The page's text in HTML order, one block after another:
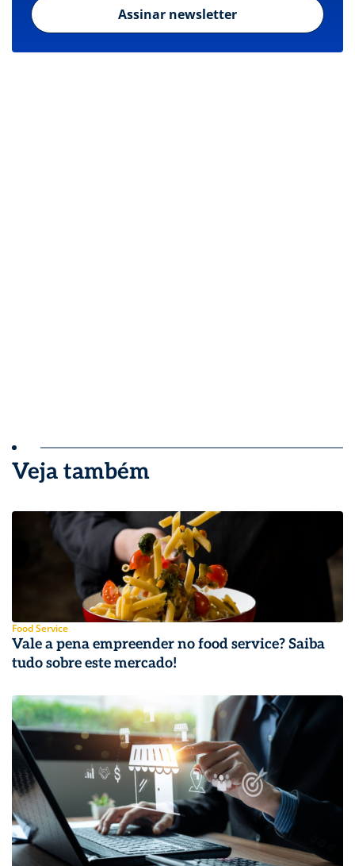
Assinar newsletter
Veja também
Food Service
Vale a pena empreender no food service? Saiba
tudo sobre este mercado!